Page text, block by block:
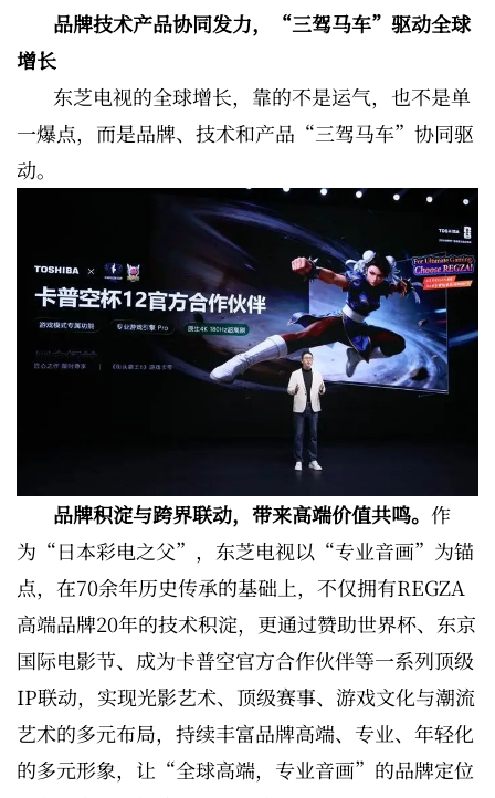
品牌技术产品协同发力，“三驾马车”驱动全球
增长
东芝电视的全球增长，靠的不是运气，也不是单
一爆点，而是品牌、技术和产品“三驾马车”协同驱
动。
品牌积淀与跨界联动，带来高端价值共鸣。 作
为“日本彩电之父”，东芝电视以“专业音画”为锚
点，在70余年历史传承的基础上，不仅拥有REGZA
高端品牌20年的技术积淀，更通过赞助世界杯、东京
国际电影节、成为卡普空官方合作伙伴等一系列顶级
IP联动，实现光影艺术、顶级赛事、游戏文化与潮流
艺术的多元布局，持续丰富品牌高端、专业、年轻化
的多元形象，让“全球高端，专业音画”的品牌定位